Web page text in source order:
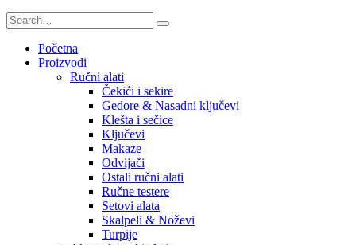
Početna
Proizvodi
Ručni alati
Čekići i sekire
Gedore & Nasadni ključevi
Klešta i sečice
Ključevi
Makaze
Odvijači
Ostali ručni alati
Ručne testere
Setovi alata
Skalpeli & Noževi
Turpije